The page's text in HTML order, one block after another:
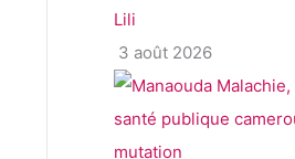
Lili
3 août 2026